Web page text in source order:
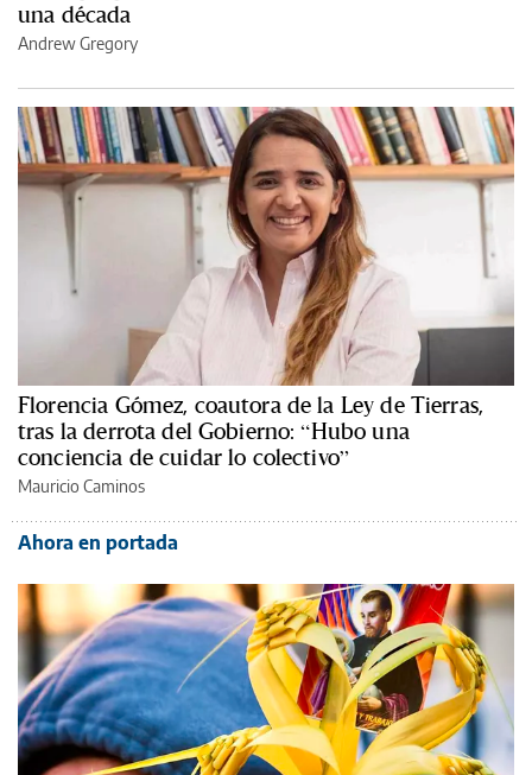
una década
Andrew Gregory
Florencia Gómez, coautora de la Ley de Tierras,
tras la derrota del Gobierno: “Hubo una
conciencia de cuidar lo colectivo”
Mauricio Caminos
Ahora en portada